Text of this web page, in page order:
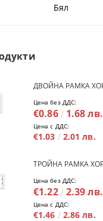
Бял
Цена без ДДС:
€0.86 1.68 лв.
Цена с ДДС:
€1.03 2.01 лв.
Цена без ДДС:
€1.22 2.39 лв.
Цена с ДДС:
€1.46 2.86 лв.